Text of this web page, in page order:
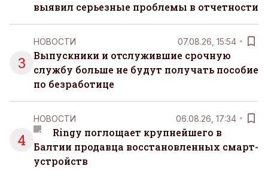
выявил серьезные проблемы в отчетности
3
НОВОСТИ 07.08.26, 15:54
Выпускники и отслужившие срочную
службу больше не будут получать пособие
по безработице
4
НОВОСТИ 06.08.26, 17:34
Ringy поглощает крупнейшего в
Балтии продавца восстановленных смарт-
устройств